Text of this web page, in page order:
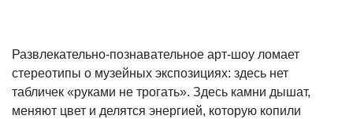
Развлекательно-познавательное арт-шоу ломает
стереотипы о музейных экспозициях: здесь нет
табличек «руками не трогать». Здесь камни дышат,
меняют цвет и делятся энергией, которую копили